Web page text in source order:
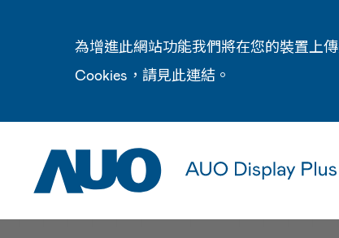
為增進此網站功能我們將在您的裝置上
Cookies，請見此連結 。